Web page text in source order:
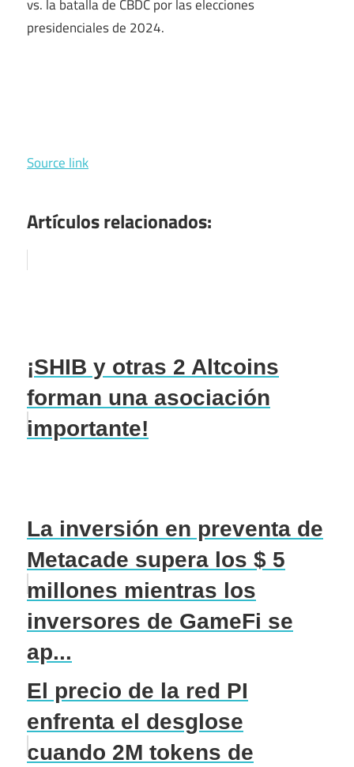
vs. la batalla de CBDC por las elecciones
presidenciales de 2024.
Source link
Artículos relacionados:
¡SHIB y otras 2 Altcoins
forman una asociación
importante!
La inversión en preventa de
Metacade supera los $ 5
millones mientras los
inversores de GameFi se
ap...
El precio de la red PI
enfrenta el desglose
cuando 2M tokens de